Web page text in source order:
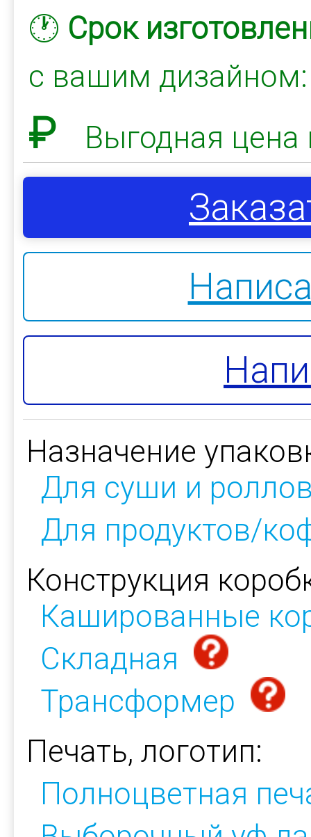
🕐 Срок
с вашим
₽ Выгодная
Назначение
Для суши и
Для продуктов/
Конструкция
Кашированные
Складная
Трансформер
Печать, логотип:
Полноцветная